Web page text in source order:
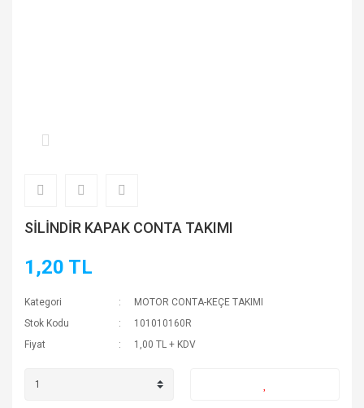
SİLİNDİR KAPAK CONTA TAKIMI
1,20 TL
Kategori
MOTOR CONTA-KEÇE TAKIMI
Stok Kodu
101010160R
Fiyat
1,00 TL + KDV